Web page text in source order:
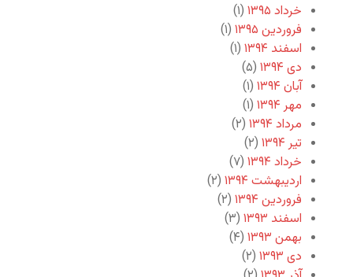
خرداد ۱۳۹۵
(۱)
فروردین ۱۳۹۵
(۱)
اسفند ۱۳۹۴
(۱)
دی ۱۳۹۴
(۵)
آبان ۱۳۹۴
(۱)
مهر ۱۳۹۴
(۱)
مرداد ۱۳۹۴
(۲)
تیر ۱۳۹۴
(۲)
خرداد ۱۳۹۴
(۷)
اردیبهشت ۱۳۹۴
(۲)
فروردین ۱۳۹۴
(۲)
اسفند ۱۳۹۳
(۳)
بهمن ۱۳۹۳
(۴)
دی ۱۳۹۳
(۲)